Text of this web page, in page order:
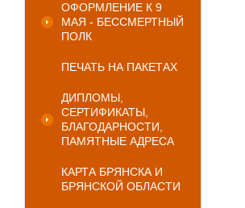
ОФОРМЛЕНИЕ К 9
МАЯ - БЕССМЕРТНЫЙ
ПОЛК
ПЕЧАТЬ НА ПАКЕТАХ
ДИПЛОМЫ,
СЕРТИФИКАТЫ,
БЛАГОДАРНОСТИ,
ПАМЯТНЫЕ АДРЕСА
КАРТА БРЯНСКА И
БРЯНСКОЙ ОБЛАСТИ